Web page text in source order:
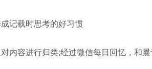
记载时思考的好习惯
内容进行归类;经过微信每日回忆，和